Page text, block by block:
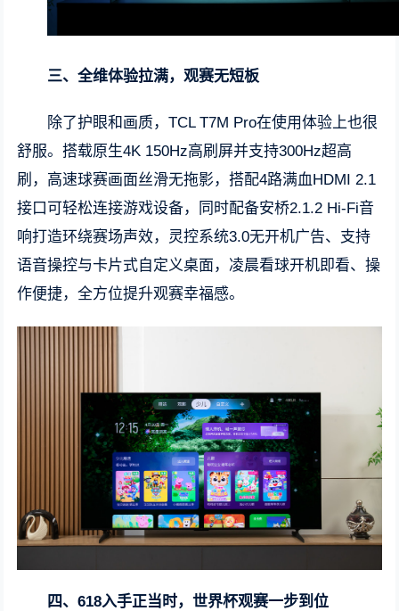
三、全维体验拉满，观赛无短板
除了护眼和画质，TCL T7M Pro在使用体验上也很
舒服。搭载原生4K 150Hz高刷屏并支持300Hz超高
刷，高速球赛画面丝滑无拖影，搭配4路满血HDMI 2.1
接口可轻松连接游戏设备，同时配备安桥2.1.2 Hi-Fi音
响打造环绕赛场声效，灵控系统3.0无开机广告、支持
语音操控与卡片式自定义桌面，凌晨看球开机即看、操
作便捷，全方位提升观赛幸福感。
四、618入手正当时，世界杯观赛一步到位